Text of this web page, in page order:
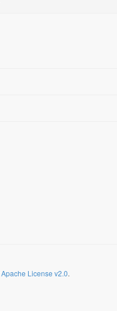
Apache License v2.0.